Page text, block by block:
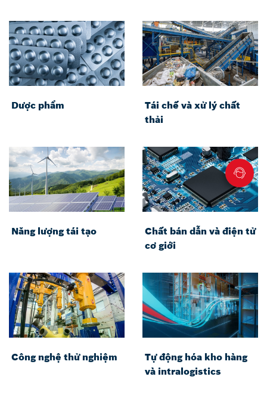
Dược phẩm
Tái chế và xử lý chất
thải
Năng lượng tái tạo
Chất bán dẫn và điện tử
cơ giới
Công nghệ thử nghiệm
Tự động hóa kho hàng
và intralogistics